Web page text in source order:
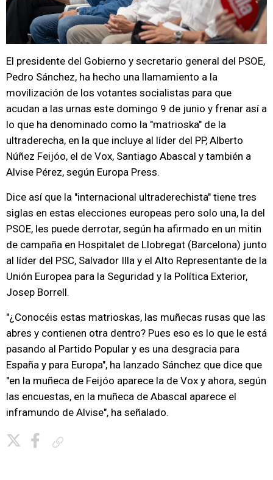
El presidente del Gobierno y secretario general del PSOE,
Pedro Sánchez, ha hecho una llamamiento a la
movilización de los votantes socialistas para que
acudan a las urnas este domingo 9 de junio y frenar así a
lo que ha denominado como la "matrioska" de la
ultraderecha, en la que incluye al líder del PP, Alberto
Núñez Feijóo, el de Vox, Santiago Abascal y también a
Alvise Pérez, según Europa Press.
Dice así que la "internacional ultraderechista" tiene tres
siglas en estas elecciones europeas pero solo una, la del
PSOE, les puede derrotar, según ha afirmado en un mitin
de campaña en Hospitalet de Llobregat (Barcelona) junto
al líder del PSC, Salvador Illa y el Alto Representante de la
Unión Europea para la Seguridad y la Política Exterior,
Josep Borrell.
"¿Conocéis estas matrioskas, las muñecas rusas que las
abres y contienen otra dentro? Pues eso es lo que le está
pasando al Partido Popular y es una desgracia para
España y para Europa", ha lanzado Sánchez que dice que
"en la muñeca de Feijóo aparece la de Vox y ahora, según
las encuestas, en la muñeca de Abascal aparece el
inframundo de Alvise", ha señalado.